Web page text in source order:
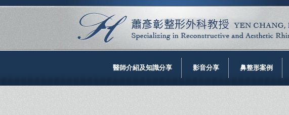
醫師介紹及知識分享 影音分享 鼻整形案例